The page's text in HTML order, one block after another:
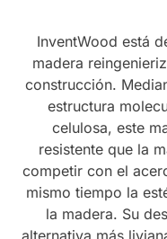
InventWood está
madera
construcción.
estructura
celulosa, este
resistente que la
competir con el
mismo tiempo la
la madera. Su
alternativa más